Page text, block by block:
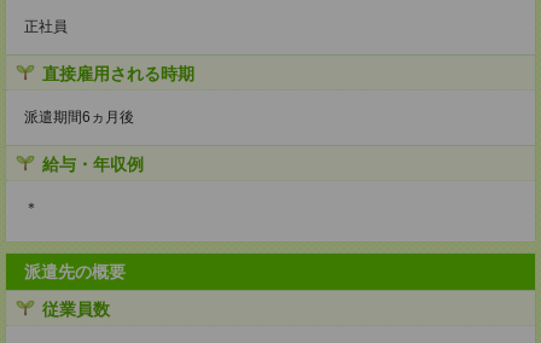
正社員
直接雇用される時期
派遣期間6ヵ月後
給与・年収例
＊
派遣先の概要
従業員数